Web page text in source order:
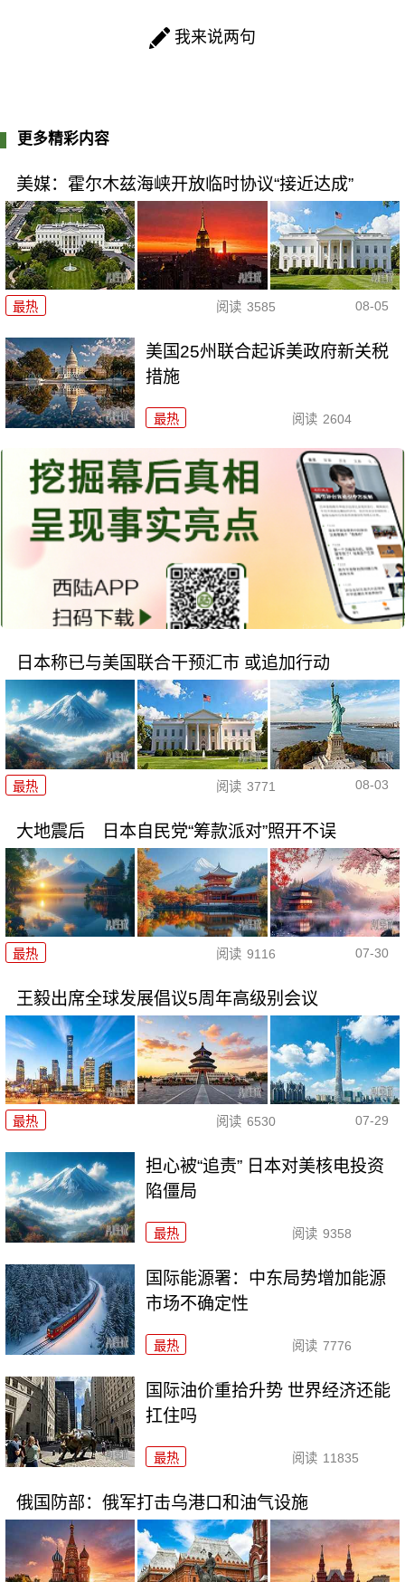
我来说两句
更多精彩内容
美媒：霍尔木兹海峡开放临时协议“接近达成”
最热 阅读 3585 08-05
美国25州联合起诉美政府新关税
措施
最热 阅读 2604
日本称已与美国联合干预汇市 或追加行动
最热 阅读 3771 08-03
大地震后 日本自民党“筹款派对”照开不误
最热 阅读 9116 07-30
王毅出席全球发展倡议5周年高级别会议
最热 阅读 6530 07-29
担心被“追责” 日本对美核电投资
陷僵局
最热 阅读 9358
国际能源署：中东局势增加能源
市场不确定性
最热 阅读 7776
国际油价重拾升势 世界经济还能
扛住吗
最热 阅读 11835
俄国防部：俄军打击乌港口和油气设施